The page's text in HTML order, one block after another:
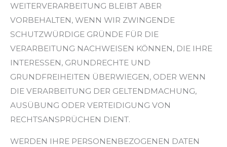
WEITERVERARBEITUNG BLEIBT ABER
VORBEHALTEN, WENN WIR ZWINGENDE
SCHUTZWÜRDIGE GRÜNDE FÜR DIE
VERARBEITUNG NACHWEISEN KÖNNEN, DIE IHRE
INTERESSEN, GRUNDRECHTE UND
GRUNDFREIHEITEN ÜBERWIEGEN, ODER WENN
DIE VERARBEITUNG DER GELTENDMACHUNG,
AUSÜBUNG ODER VERTEIDIGUNG VON
RECHTSANSPRÜCHEN DIENT.
WERDEN IHRE PERSONENBEZOGENEN DATEN